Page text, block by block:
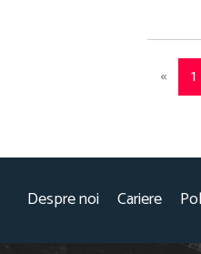
« 1
Despre noi Cariere